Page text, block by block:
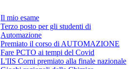
Il mio esame
Terzo posto per gli studenti di
Automazione
Premiato il corso di AUTOMAZIONE
Fare PCTO ai tempi del Covid
L'IIS Corni premiato alla finale nazionale